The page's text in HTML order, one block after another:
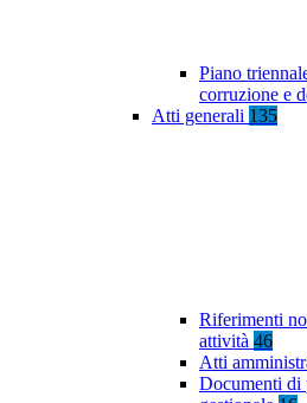
Piano
corruzione e
Atti generali 135
Riferimenti
attività 46
Atti
Documenti di